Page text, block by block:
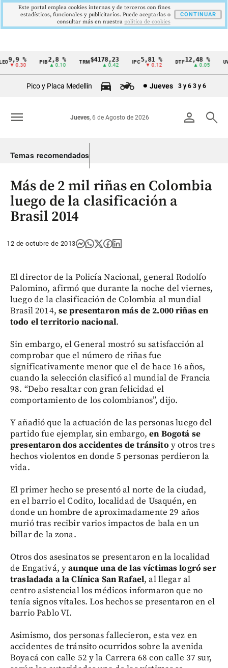
Cintillo
Colombia
9,9 %
▼ 0.30
PIB2,8 %
▲ 0.10
TRM$4178,23
▲ 0.42
5,81 %
▼ 0.12
DTF12,48 %
▲ 0.05
UVR
Pico y Placa Medellín Jueves 3 y 6 3 y 6
person search
Jueves, 6 de Agosto de 2026
menu
Temas recomendados
Más de 2 mil riñas en Colombia
luego de la clasificación a
Brasil 2014
12 de octubre de 2013
El director de la Policía Nacional, general Rodolfo
Palomino, afirmó que durante la noche del viernes,
luego de la clasificación de Colombia al mundial
Brasil 2014, se presentaron más de 2.000 riñas en
todo el territorio nacional.
Sin embargo, el General mostró su satisfacción al
comprobar que el número de riñas fue
significativamente menor que el de hace 16 años,
cuando la selección clasificó al mundial de Francia
98. “Debo resaltar con gran felicidad el
comportamiento de los colombianos”, dijo.
Y añadió que la actuación de las personas luego del
partido fue ejemplar, sin embargo,en Bogotá se
presentaron dos accidentes de tránsito y otros tres
hechos violentos en donde 5 personas perdieron la
vida.
El primer hecho se presentó al norte de la ciudad,
en el barrio el Codito, localidad de Usaquén, en
donde un hombre de aproximadamente 29 años
murió tras recibir varios impactos de bala en un
billar de la zona.
Otros dos asesinatos se presentaron en la localidad
de Engativá, yaunque una de las víctimas logró ser
trasladada a la Clínica San Rafael, al llegar al
centro asistencial los médicos informaron que no
tenía signos vítales. Los hechos se presentaron en el
barrio Pablo VI.
Asimismo, dos personas fallecieron, esta vez en
accidentes de tránsito ocurridos sobre la avenida
Boyacá con calle 52 y la Carrera 68 con calle 37 sur,
Este portal emplea cookies internas y de terceros con fines
estadísticos, funcionales y publicitarios. Puede aceptarlas o
consultar más en nuestra politica de cookies
CONTINUAR